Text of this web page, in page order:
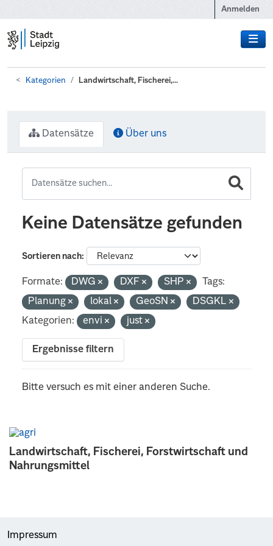
Anmelden
Kategorien Landwirtschaft, Fischerei,...
Landwirtschaft, Fischerei, Forstwirtschaft und
Nahrungsmittel
Datensätze Über uns
Keine Datensätze gefunden
Sortieren nach
Formate: DWG DXF SHP
Tags:
Planung
lokal GeoSN
DSGKL
Kategorien:
envi just
Ergebnisse filtern
Bitte versuch es mit einer anderen Suche.
Impressum